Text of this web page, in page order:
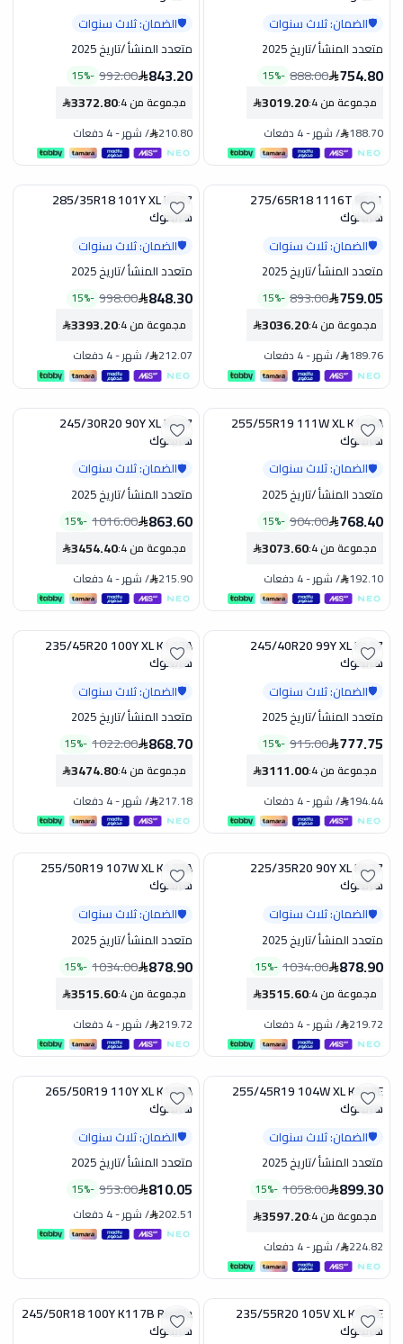
🛡️الضمان: ثلاث سنوات
متعدد المنشأ/تاريخ 2025
754.80
888.00
-
15%
مجموعة من 4 :
3019.20
188.70
/شهر-4 دفعات
🛡️الضمان: ثلاث سنوات
متعدد المنشأ/تاريخ 2025
843.20
992.00
-
15%
مجموعة من 4 :
3372.80
210.80
/شهر-4 دفعات
275/65R18 1116T RF11
هانكوك
🛡️الضمان: ثلاث سنوات
متعدد المنشأ/تاريخ 2025
759.05
893.00
-
15%
مجموعة من 4 :
3036.20
189.76
/شهر-4 دفعات
تخفيض285/35R18 101Y XL K127
هانكوك
🛡️الضمان: ثلاث سنوات
متعدد المنشأ/تاريخ 2025
848.30
998.00
-
15%
مجموعة من 4 :
3393.20
212.07
/شهر-4 دفعات
تخفيض255/55R19 111W XL K137A
هانكوك
🛡️الضمان: ثلاث سنوات
متعدد المنشأ/تاريخ 2025
768.40
904.00
-
15%
مجموعة من 4 :
3073.60
192.10
/شهر-4 دفعات
245/30R20 90Y XL K127
هانكوك
🛡️الضمان: ثلاث سنوات
متعدد المنشأ/تاريخ 2025
863.60
1016.00
-
15%
مجموعة من 4 :
3454.40
215.90
/شهر-4 دفعات
245/40R20 99Y XL K137
هانكوك
🛡️الضمان: ثلاث سنوات
متعدد المنشأ/تاريخ 2025
777.75
915.00
-
15%
مجموعة من 4 :
3111.00
194.44
/شهر-4 دفعات
تخفيض235/45R20 100Y XL K127A
هانكوك
🛡️الضمان: ثلاث سنوات
متعدد المنشأ/تاريخ 2025
868.70
1022.00
-
15%
مجموعة من 4 :
3474.80
217.18
/شهر-4 دفعات
225/35R20 90Y XL K137
هانكوك
🛡️الضمان: ثلاث سنوات
متعدد المنشأ/تاريخ 2025
878.90
1034.00
-
15%
مجموعة من 4 :
3515.60
219.72
/شهر-4 دفعات
تخفيض
255/50R19 107W XL K137A
هانكوك
🛡️الضمان: ثلاث سنوات
متعدد المنشأ/تاريخ 2025
878.90
1034.00
-
15%
مجموعة من 4 :
3515.60
219.72
/شهر-4 دفعات
تخفيض255/45R19 104W XL K127E
هانكوك
🛡️الضمان: ثلاث سنوات
متعدد المنشأ/تاريخ 2025
899.30
1058.00
-
15%
مجموعة من 4 :
3597.20
224.82
/شهر-4 دفعات
تخفيض265/50R19 110Y XL K137A
هانكوك
🛡️الضمان: ثلاث سنوات
متعدد المنشأ/تاريخ 2025
810.05
953.00
-
15%
202.51
/شهر-4 دفعات
تخفيض235/55R20 105V XL K127E
هانكوك
تخفيض
245/50R18 100Y K117B RunFla
هانكوك